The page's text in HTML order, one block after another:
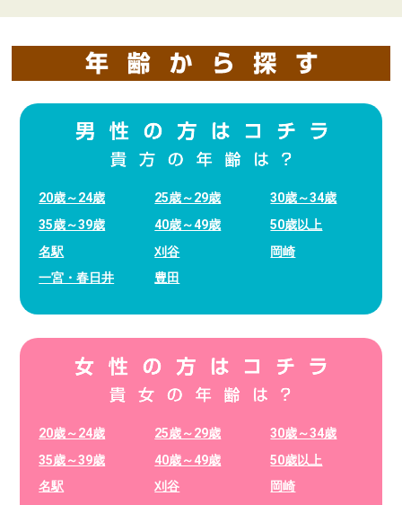
20歳～24歳 25歳～29歳
30歳～34歳
35歳～39歳
40歳～49歳
50歳以上
名駅
刈谷
岡崎
一宮・春日井
豊田
20歳～24歳 25歳～29歳
30歳～34歳
35歳～39歳
40歳～49歳
50歳以上
名駅
刈谷
岡崎